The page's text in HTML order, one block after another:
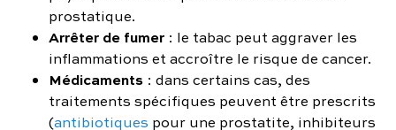
prostatique.
Arrêter de fumer : le tabac peut aggraver les
inflammations et accroître le risque de cancer.
Médicaments : dans certains cas, des
traitements spécifiques peuvent être prescrits
(antibiotiques pour une prostatite, inhibiteurs